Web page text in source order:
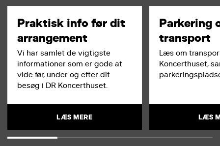
Praktisk info før dit
arrangement
Vi har samlet de vigtigste
informationer som er gode at
vide før, under og efter dit
besøg i DR Koncerthuset.
LÆS MERE
Parkering
transport
Læs om
Koncerthuset,
LÆS